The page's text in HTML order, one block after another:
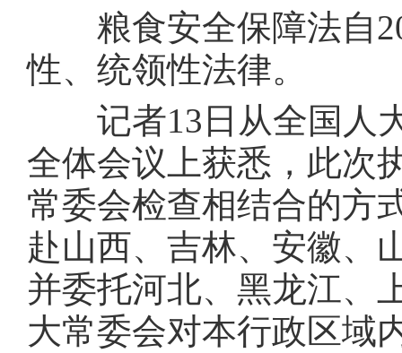
粮食安全保障法自
性、统领性法律。
记者13日从全国人大
全体会议上获悉，此次
常委会检查相结合的方
赴山西、吉林、安徽、
并委托河北、黑龙江、
大常委会对本行政区域